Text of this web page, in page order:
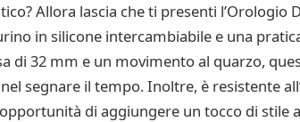
Allora lascia che ti presenti l’Orologio
in silicone intercambiabile e una
di 32 mm e un movimento al quarzo,
segnare il tempo. Inoltre, è resistente
di aggiungere un tocco di stile